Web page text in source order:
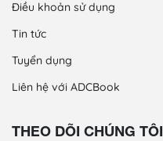
Điều khoản sử dụng
Tin tức
Tuyển dụng
Liên hệ với ADCBook
THEO DÕI CHÚNG TÔI